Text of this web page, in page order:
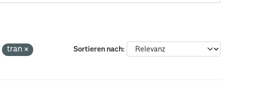
Sortieren nach
tran